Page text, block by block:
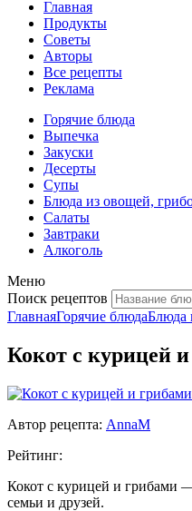
Главная
Продукты
Советы
Авторы
Все рецепты
Реклама
Горячие блюда
Выпечка
Закуски
Десерты
Супы
Блюда из овощей,
Салаты
Завтраки
Алкоголь
Меню
Поиск рецептов
ГлавнаяГорячие блюдаБлюда
Кокот с курицей
Автор рецепта: AnnaM
Рейтинг:
Кокот с курицей и грибами
семьи и друзей.